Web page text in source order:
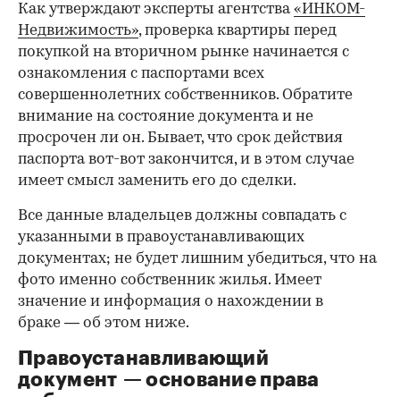
Как утверждают эксперты агентства«ИНКОМ-
Недвижимость», проверка квартиры перед
покупкой на вторичном рынке начинается с
ознакомления с паспортами всех
совершеннолетних собственников. Обратите
внимание на состояние документа и не
просрочен ли он. Бывает, что срок действия
паспорта вот-вот закончится, и в этом случае
имеет смысл заменить его до сделки.
00:00 / 00:00
Все данные владельцев должны совпадать с
указанными в правоустанавливающих
документах; не будет лишним убедиться, что на
фото именно собственник жилья. Имеет
значение и информация о нахождении в
браке — об этом ниже.
Правоустанавливающий
документ — основание права